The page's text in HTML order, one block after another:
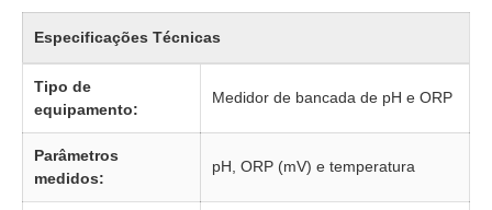
Especificações Técnicas
Tipo de
equipamento:
Medidor de bancada de pH e ORP
Parâmetros
medidos:
pH, ORP (mV) e temperatura